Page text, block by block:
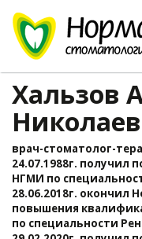
Хальзов
врач-стоматолог-
24.07.1988г. получил
НГМИ по
28.06.2018г. окончил
повышения
по специальности